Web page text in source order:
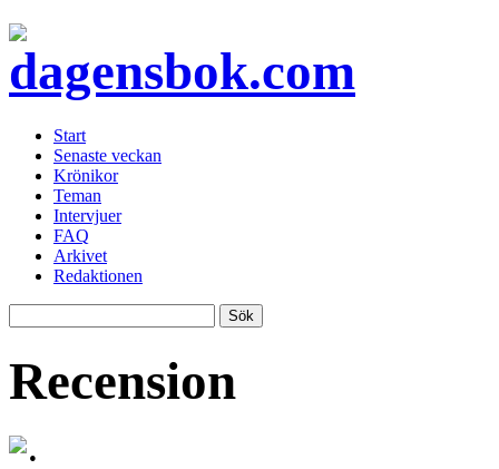
Start
Senaste veckan
Krönikor
Teman
Intervjuer
FAQ
Arkivet
Redaktionen
Recension